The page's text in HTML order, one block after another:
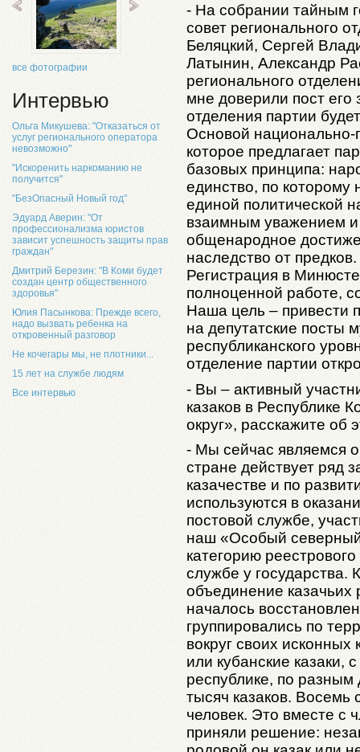
все фотографии
Интервью
Ольга Микушева: "Отказаться от
услуг регионального оператора
невозможно"
"Искоренить наркоманию не
получится"
"БезОпасный Новый год"
Эдуард Аверин: "От
профессионализма юристов
зависит успешность защиты прав
граждан"
Дмитрий Березин: "В Коми будет
создан центр общественного
здоровья"
Юлия Пасынкова: Прежде всего,
надо вызвать ребенка на
откровенный разговор
Не кочегары мы, не плотники...
15 лет на службе людям
Все интервью
- На собрании тайным
совет регионального
Беляцкий, Сергей
Латынин, Александр
регионального
мне доверили пост его
отделения партии
Основой национально-
которое предлагает
базовых принципа:
единство, по
единой политической
взаимным уважением
общенародное
наследство от
Регистрация в
полноценной работе,
Наша цель – привести
на депутатские посты
республиканского
отделение партии
- Вы – активный
казаков в Республике
округ», расскажите об
- Мы сейчас являемся
стране действует ряд
казачестве и по
используются в
постовой службе,
наш «Особый
категорию
службе у государства.
объединение казачьих
началось
группировались по
вокруг своих
или кубанские казаки,
республике, по
тысяч казаков. Восемь
человек. Это вместе с
приняли решение: